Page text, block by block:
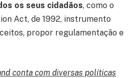
os seus cidadãos, como o
Act, de 1992, instrumento
propor regulamentação e
conta com diversas políticas